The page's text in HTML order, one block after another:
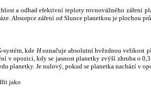
a odhad efektivní teploty rovnovážného záření
Absorpce záření od Slunce planetkou je plochou
kde Hoznačuje absolutní hvězdnou velikost
v opozici, kdy se jasnost planetky zvýší zhruba o
planetky. Je nulový, pokud se planetka nachází v
jako